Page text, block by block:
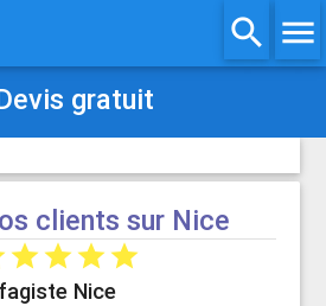
search menu
gratuit
clients sur Nice
starstarstarstar
Nice